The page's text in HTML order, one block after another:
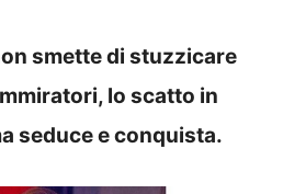
smette di stuzzicare
lo scatto in
seduce e conquista.